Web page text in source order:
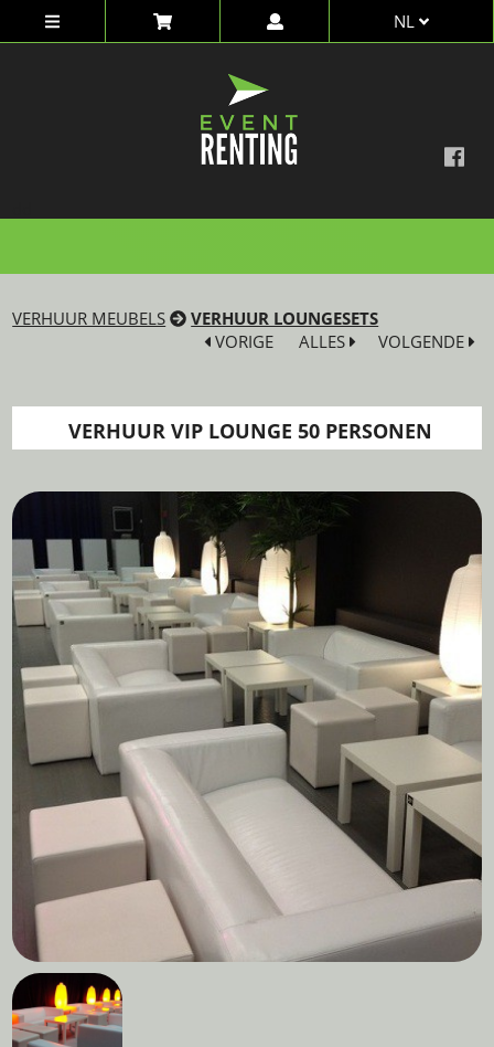
NL
VERHUUR MEUBELS
VERHUUR LOUNGESETS
VORIGE
ALLES VOLGENDE
VERHUUR VIP LOUNGE 50 PERSONEN